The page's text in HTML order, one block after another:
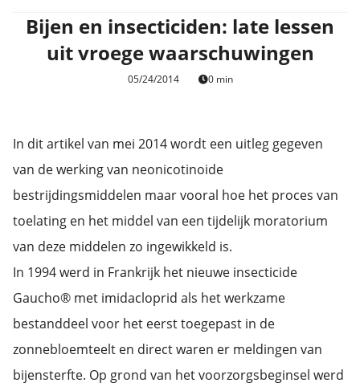
Bijen en insecticiden: late lessen
uit vroege waarschuwingen
05/24/2014 0 min
In dit artikel van mei 2014 wordt een uitleg gegeven
van de werking van neonicotinoide
bestrijdingsmiddelen maar vooral hoe het proces van
toelating en het middel van een tijdelijk moratorium
van deze middelen zo ingewikkeld is.
In 1994 werd in Frankrijk het nieuwe insecticide
Gaucho® met imidacloprid als het werkzame
bestanddeel voor het eerst toegepast in de
zonnebloemteelt en direct waren er meldingen van
bijensterfte. Op grond van het voorzorgsbeginsel werd